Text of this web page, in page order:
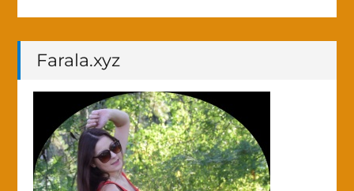
Farala.xyz